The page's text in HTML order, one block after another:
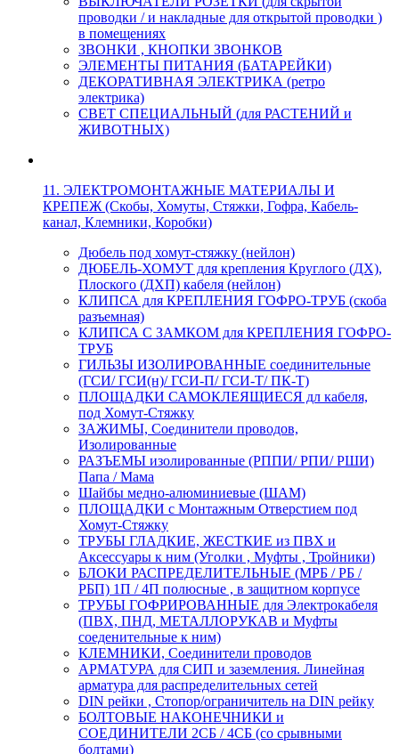
проводки / и накладные для открытой проводки )
в помещениях
ЗВОНКИ , КНОПКИ ЗВОНКОВ
ЭЛЕМЕНТЫ ПИТАНИЯ (БАТАРЕЙКИ)
ДЕКОРАТИВНАЯ ЭЛЕКТРИКА (ретро
электрика)
СВЕТ СПЕЦИАЛЬНЫЙ (для РАСТЕНИЙ и
ЖИВОТНЫХ)
11. ЭЛЕКТРОМОНТАЖНЫЕ МАТЕРИАЛЫ И
КРЕПЕЖ (Скобы, Хомуты, Стяжки, Гофра, Кабель-
канал, Клемники, Коробки)
Дюбель под хомут-стяжку (нейлон)
ДЮБЕЛЬ-ХОМУТ для крепления Круглого (ДХ),
Плоского (ДХП) кабеля (нейлон)
КЛИПСА для КРЕПЛЕНИЯ ГОФРО-ТРУБ (скоба
разъемная)
КЛИПСА С ЗАМКОМ для КРЕПЛЕНИЯ ГОФРО-
ТРУБ
ГИЛЬЗЫ ИЗОЛИРОВАННЫЕ соединительные
(ГСИ/ ГСИ(н)/ ГСИ-П/ ГСИ-Т/ ПК-Т)
ПЛОЩАДКИ САМОКЛЕЯЩИЕСЯ дл кабеля,
под Хомут-Стяжку
ЗАЖИМЫ, Соединители проводов,
Изолированные
РАЗЪЕМЫ изолированные (РППИ/ РПИ/ РШИ)
Папа / Мама
Шайбы медно-алюминиевые (ШАМ)
ПЛОЩАДКИ с Монтажным Отверстием под
Хомут-Стяжку
ТРУБЫ ГЛАДКИЕ, ЖЕСТКИЕ из ПВХ и
Аксессуары к ним (Уголки , Муфты , Тройники)
БЛОКИ РАСПРЕДЕЛИТЕЛЬНЫЕ (МРБ / РБ /
РБП) 1П / 4П полюсные , в защитном корпусе
ТРУБЫ ГОФРИРОВАННЫЕ для Электрокабеля
(ПВХ, ПНД, МЕТАЛЛОРУКАВ и Муфты
соеденительные к ним)
КЛЕМНИКИ, Соединители проводов
АРМАТУРА для СИП и заземления. Линейная
арматура для распределительных сетей
DIN рейки , Стопор/ограничитель на DIN рейку
БОЛТОВЫЕ НАКОНЕЧНИКИ и
СОЕДИНИТЕЛИ 2СБ / 4СБ (со срывными
болтами)